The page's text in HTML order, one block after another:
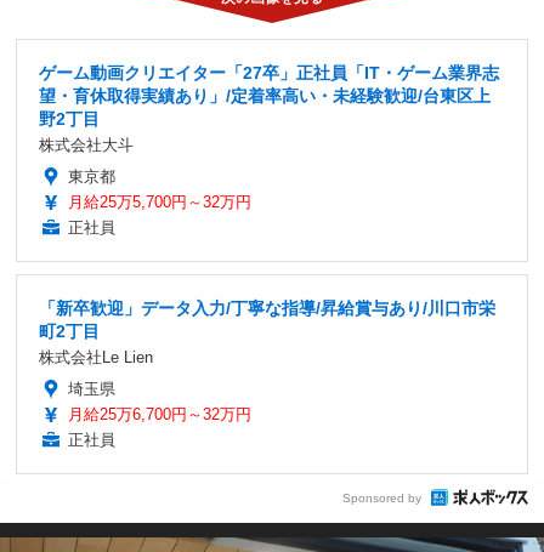
ゲーム動画クリエイター「27卒」正社員「IT・ゲーム業界志
望・育休取得実績あり」/定着率高い・未経験歓迎/台東区上
野2丁目
株式会社大斗
東京都
月給25万5,700円～32万円
正社員
「新卒歓迎」データ入力/丁寧な指導/昇給賞与あり/川口市栄
町2丁目
株式会社Le Lien
埼玉県
月給25万6,700円～32万円
正社員
Sponsored by